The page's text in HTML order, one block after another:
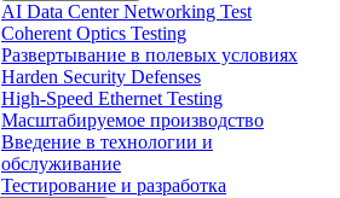
AI Data Center Networking Test
Coherent Optics Testing
Развертывание в полевых условиях
Harden Security Defenses
High-Speed Ethernet Testing
Масштабируемое производство
Введение в технологии и
обслуживание
Тестирование и разработка